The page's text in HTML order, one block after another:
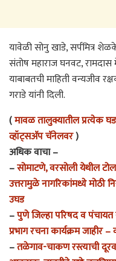
यावेळी सोनु खाडे, सर्पमित्र
संतोष महाराज घनवट, रामदास
याबाबतची माहिती वन्यजीव
गराडे यांनी दिली.
(मावळ तालुक्यातील प्रत्येक
व्हॉट्सअ‍ॅप चॅनेलवर)
अधिक वाचा –
–सोमाटणे, वरसोली येथील
उत्तरामुळे नागरिकांमध्ये मोठी
उघड
–पुणे जिल्हा परिषद व पंचायत
प्रभाग रचना कार्यक्रम जाहीर
–तळेगाव-चाकण रस्त्याची